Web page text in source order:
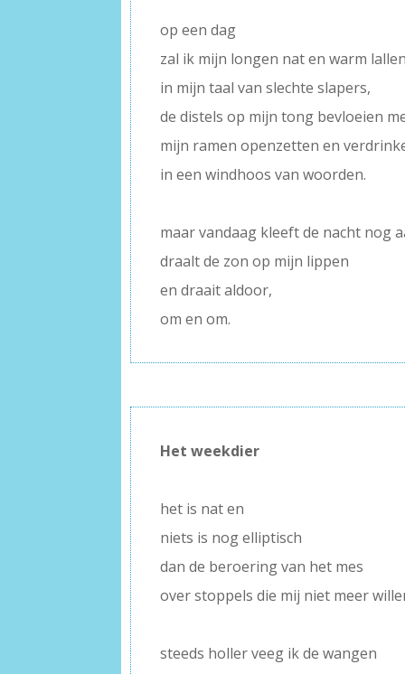
op een dag
zal ik mijn longen nat en warm lallen
in mijn taal van slechte slapers,
de distels op mijn tong bevloeien
mijn ramen openzetten en
in een windhoos van woorden.
maar vandaag kleeft de nacht nog
draalt de zon op mijn lippen
en draait aldoor,
om en om.
Het weekdier
het is nat en
niets is nog elliptisch
dan de beroering van het mes
over stoppels die mij niet meer
steeds holler veeg ik de wangen